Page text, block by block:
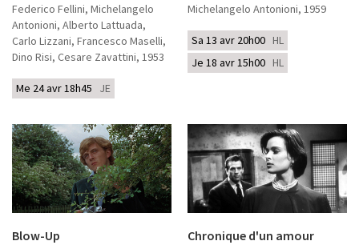
Federico Fellini, Michelangelo
Antonioni, Alberto Lattuada,
Carlo Lizzani, Francesco Maselli,
Dino Risi, Cesare Zavattini, 1953
Me 24 avr 18h45 JE
Michelangelo Antonioni, 1959
Sa 13 avr 20h00 HL
Je 18 avr 15h00 HL
Blow-Up Chronique d'un amour